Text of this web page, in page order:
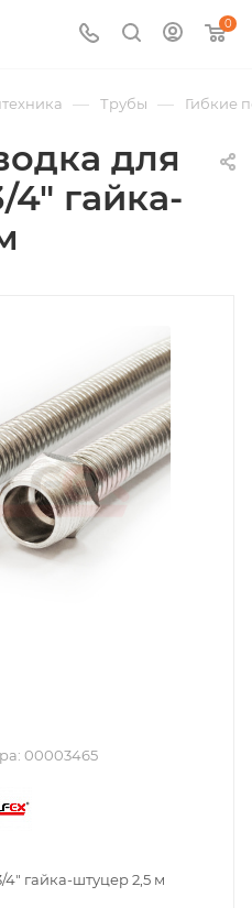
0
— Трубы — Гибкие
для
4" гайка-
00003465
4" гайка-штуцер 2,5 м